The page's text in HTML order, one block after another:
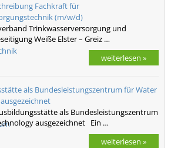
Fachkraft für
(m/w/d)
Trinkwasserversorgung und
Weiße Elster – Greiz …
weiterlesen »
als Bundesleistungszentrum für Water
als Bundesleistungszentrum
ausgezeichnet Ein …
weiterlesen »